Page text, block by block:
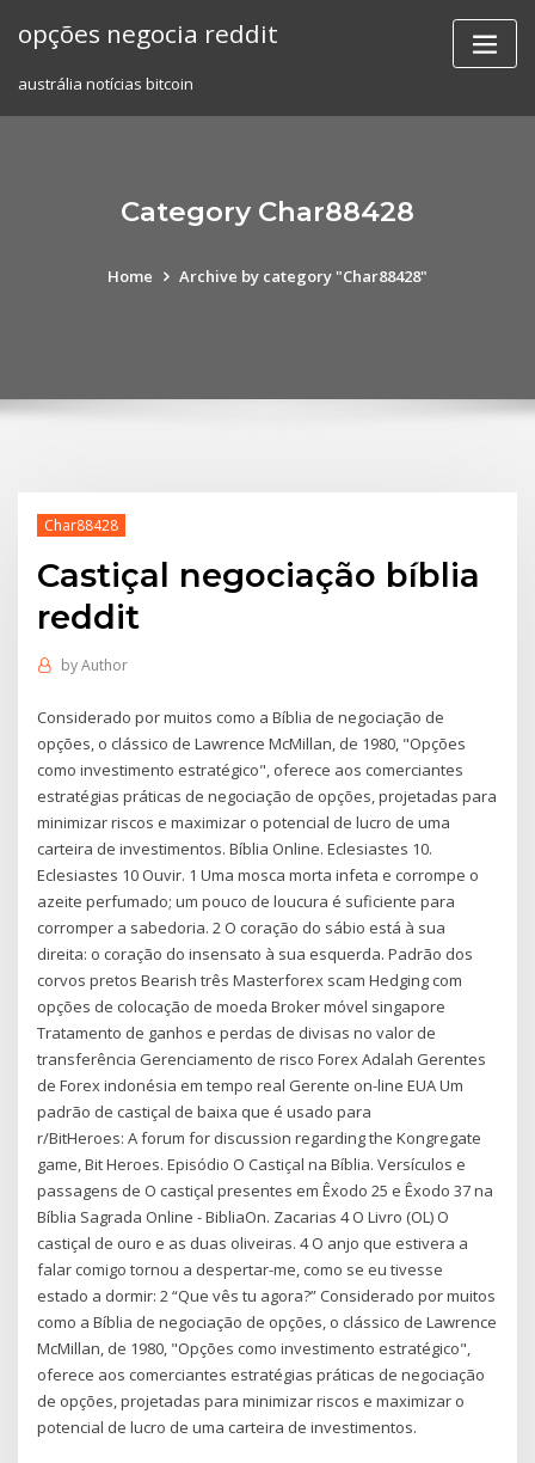
opções negocia reddit
austrália notícias bitcoin
Category Char88428
Home Archive by category "Char88428"
Char88428
Castiçal negociação bíblia
reddit
byAuthor
Considerado por muitos como a Bíblia de negociação de
opções, o clássico de Lawrence McMillan, de 1980, "Opções
como investimento estratégico", oferece aos comerciantes
estratégias práticas de negociação de opções, projetadas para
minimizar riscos e maximizar o potencial de lucro de uma
carteira de investimentos. Bíblia Online. Eclesiastes 10.
Eclesiastes 10 Ouvir. 1 Uma mosca morta infeta e corrompe o
azeite perfumado; um pouco de loucura é suficiente para
corromper a sabedoria. 2 O coração do sábio está à sua
direita: o coração do insensato à sua esquerda. Padrão dos
corvos pretos Bearish três Masterforex scam Hedging com
opções de colocação de moeda Broker móvel singapore
Tratamento de ganhos e perdas de divisas no valor de
transferência Gerenciamento de risco Forex Adalah Gerentes
de Forex indonésia em tempo real Gerente on-line EUA Um
padrão de castiçal de baixa que é usado para
r/BitHeroes: A forum for discussion regarding the Kongregate
game, Bit Heroes. Episódio O Castiçal na Bíblia. Versículos e
passagens de O castiçal presentes em Êxodo 25 e Êxodo 37 na
Bíblia Sagrada Online - BibliaOn. Zacarias 4 O Livro (OL) O
castiçal de ouro e as duas oliveiras. 4 O anjo que estivera a
falar comigo tornou a despertar-me, como se eu tivesse
estado a dormir: 2 “Que vês tu agora?” Considerado por muitos
como a Bíblia de negociação de opções, o clássico de Lawrence
McMillan, de 1980, "Opções como investimento estratégico",
oferece aos comerciantes estratégias práticas de negociação
de opções, projetadas para minimizar riscos e maximizar o
potencial de lucro de uma carteira de investimentos.